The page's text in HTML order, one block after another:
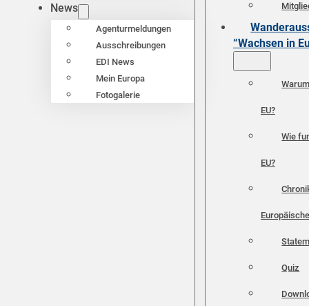
News
Agenturmeldungen
Ausschreibungen
EDI News
Mein Europa
Fotogalerie
“Wachsen in
EU?
Wie
EU?
Quiz